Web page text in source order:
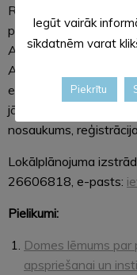
Rakstiskus
personīgi vai pa
Alūksnes novada
Alūksne, Alūksnes
e-pasta adresi:
jānorāda vārds,
nosaukums,
Lokālplānojuma
26606818, e-pasts:
Pielikumi:
Domes lēmums par
apspriešanai un
Iegūt vairāk
sīkdatnēm varat
Piekrītu